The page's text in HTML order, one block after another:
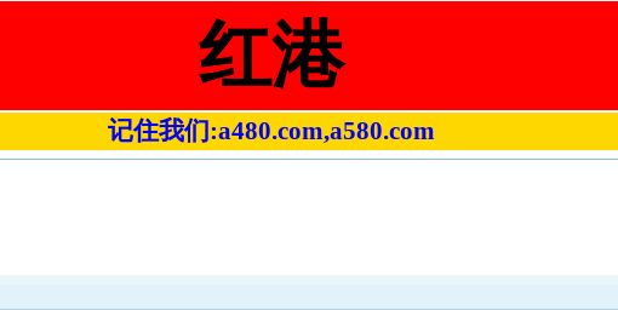
红港
记住我们:a480.com,a580.com